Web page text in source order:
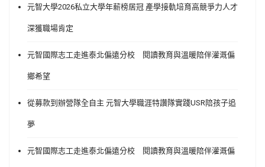
元智大學2026私立大學年薪榜居冠 產學接軌培育高競爭力人才
深獲職場肯定
元智國際志工走進泰北偏遠分校 閱讀教育與溫暖陪伴灌溉偏
鄉希望
從募款到辦營隊全自主 元智大學職涯特讚隊實踐USR陪孩子追
夢
元智國際志工走進泰北偏遠分校 閱讀教育與溫暖陪伴灌溉偏